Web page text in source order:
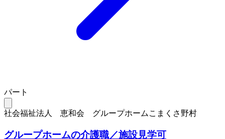
パート
社会福祉法人 恵和会 グループホームこまくさ野村
グループホームの介護職／施設見学可